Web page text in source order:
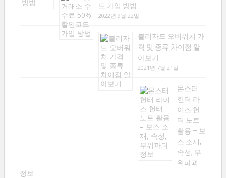
드 가입 방법
2022년 9월 22일
블리자드 오버워치 가
격 및 종류 차이점 알
아보기
2021년 7월 21일
몬스터
헌터 라
이즈 헌
터 노트
활용 – 보
스 소재,
속성, 부
위파괴
정보